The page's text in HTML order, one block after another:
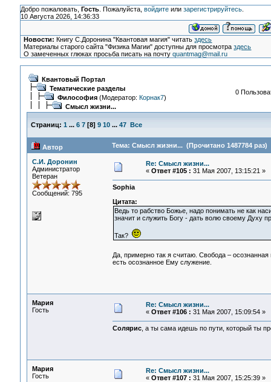
Добро пожаловать, Гость. Пожалуйста, войдитеили зарегистрируйтесь.
10 Августа 2026, 14:36:33
Новости: Книгу С.Доронина "Квантовая магия" читатьздесь
Материалы старого сайта "Физика Магии" доступны для просмотраздесь
О замеченных глюках просьба писать на почтуquantmag@mail.ru
Квантовый Портал
Тематические разделы
Философия(Модератор: Корнак7)
Смысл жизни...
0
Страниц: 1 ... 6 7[8] 9 10 ... 47 Все
Автор Тема: Смысл жизни... (Прочитано 1487784 раз)
С.И. Доронин
Администратор
Ветеран
Сообщений: 795
Re: Смысл жизни...
« Ответ #105 : 31 Мая 2007, 13:15:21 »
Sophia
Цитата:
Ведь то рабство Божье, надо понимать не как
значит и служить Богу - дать волю своему Духу
Так?
Да, примерно так я считаю. Свобода –
есть осознанное Ему служение.
Мария
Гость
Re: Смысл жизни...
« Ответ #106 : 31 Мая 2007, 15:09:54 »
Солярис, а ты сама идешь по пути, который ты
Мария
Гость
Re: Смысл жизни...
« Ответ #107 : 31 Мая 2007, 15:25:39 »